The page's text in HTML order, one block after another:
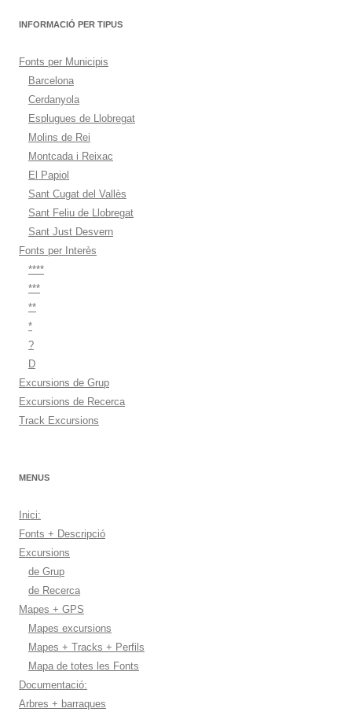
INFORMACIÓ PER TIPUS
Fonts per Municipis
Barcelona
Cerdanyola
Esplugues de Llobregat
Molins de Rei
Montcada i Reixac
El Papiol
Sant Cugat del Vallès
Sant Feliu de Llobregat
Sant Just Desvern
Fonts per Interès
****
***
**
*
?
D
Excursions de Grup
Excursions de Recerca
Track Excursions
MENUS
Inici:
Fonts + Descripció
Excursions
de Grup
de Recerca
Mapes + GPS
Mapes excursions
Mapes + Tracks + Perfils
Mapa de totes les Fonts
Documentació:
Arbres + barraques